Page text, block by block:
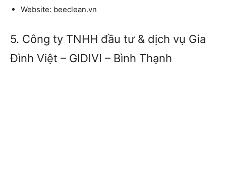
Website: beeclean.vn
5. Công ty TNHH đầu tư & dịch vụ Gia
Đình Việt – GIDIVI – Bình Thạnh